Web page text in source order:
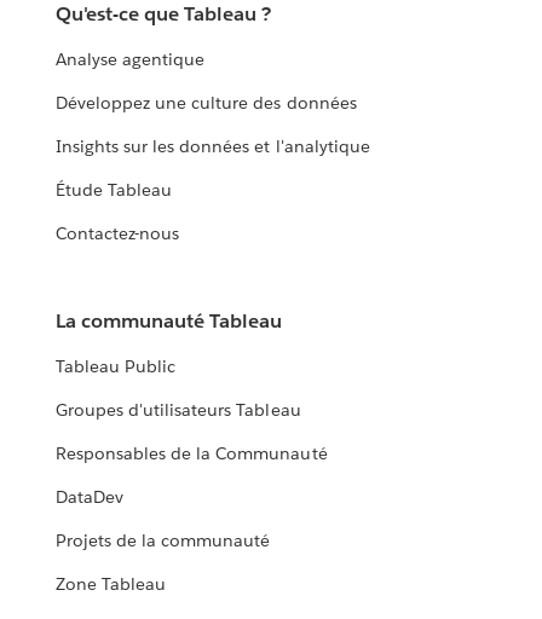
Qu'est-ce que Tableau ?
Analyse agentique
Développez une culture des données
Insights sur les données et l'analytique
Étude Tableau
Contactez-nous
La communauté Tableau
Tableau Public
Groupes d'utilisateurs Tableau
Responsables de la Communauté
DataDev
Projets de la communauté
Zone Tableau